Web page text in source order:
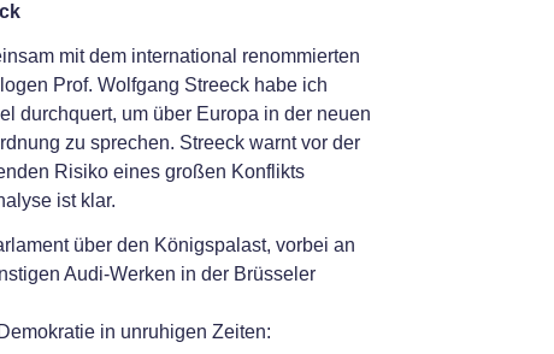
mit dem international renommierten
Prof. Wolfgang Streeck habe ich
durchquert, um über Europa in der neuen
zu sprechen. Streeck warnt vor der
Risiko eines großen Konflikts
ist klar.
über den Königspalast, vorbei an
Audi-Werken in der Brüsseler
in unruhigen Zeiten: